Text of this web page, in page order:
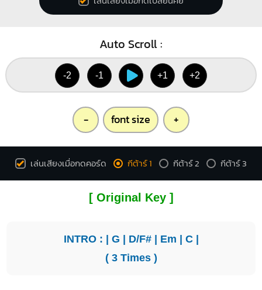
Auto Scroll :
-2 -1 +1 +2
- font size +
เล่นเสียงเมื่อกดคอร์ด กีต้าร์ 1 กีต้าร์ 2 กีต้าร์ 3
[ Original Key ]
INTRO : | G | D/F#| Em | C|
( 3 Times )